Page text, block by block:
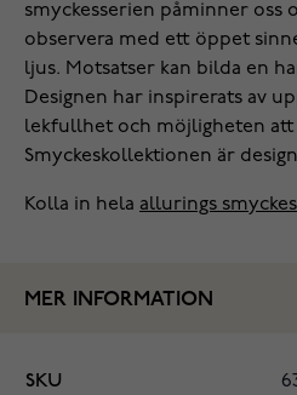
smyckesserien påminner oss
observera med ett öppet
ljus. Motsatser kan bilda en
Designen har inspirerats av
lekfullhet och möjligheten att
Smyckeskollektionen är
Kolla in hela allurings
MER INFORMATION
SKU